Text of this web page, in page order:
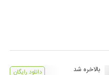
بالاخره شد دانلود رایگان